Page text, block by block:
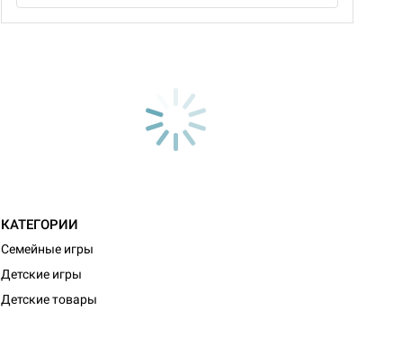
КАТЕГОРИИ
Семейные игры
Детские игры
Детские товары